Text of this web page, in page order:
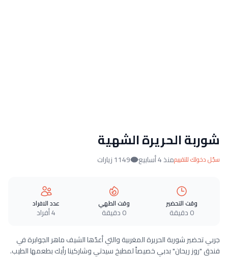
شوربة الحريرة الشهية
سجّل دخولك للتقييممنذ 4 أسابيع 1149 زيارات
وقت التحضير
0 دقيقة
وقت الطهي
0 دقيقة
عدد الافراد
4 أفراد
جربي تحضير شوربة الحريرة المغربية والتي أعدّها الشيف ماهر الجوابرة في
فندق "روز ريحان" بدبي خصيصاً لمطبخ سيدتي وشاركينا رأيك بطعمها الطيب.